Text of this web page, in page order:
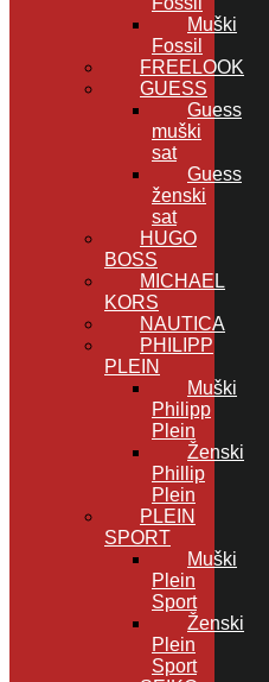
Muški
Fossil
FREELOOK
GUESS
Guess
muški
sat
Guess
ženski
sat
HUGO
BOSS
MICHAEL
KORS
NAUTICA
PHILIPP
PLEIN
Muški
Philipp
Plein
Ženski
Phillip
Plein
PLEIN
SPORT
Muški
Plein
Sport
Ženski
Plein
Sport